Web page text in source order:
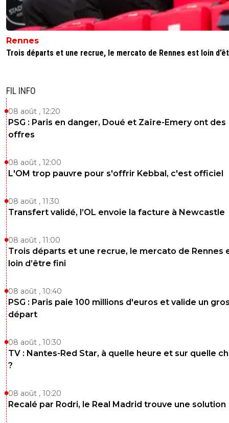
Rennes
Trois départs et une recrue, le mercato de Rennes est loin
FIL INFO
08 août , 12:20
PSG : Paris en danger, Doué et Zaïre-Emery ont des
offres
08 août , 12:00
L'OM trop pauvre pour s'offrir Kebbal, c'est officiel
08 août , 11:30
Transfert validé, l’OL envoie la facture à Newcastle
08 août , 11:00
Trois départs et une recrue, le mercato de Rennes
loin d’être fini
08 août , 10:40
PSG : Paris paie 100 millions d'euros et valide un
départ
08 août , 10:30
TV : Nantes-Red Star, à quelle heure et sur quelle
?
08 août , 10:20
Recalé par Rodri, le Real Madrid trouve une solution